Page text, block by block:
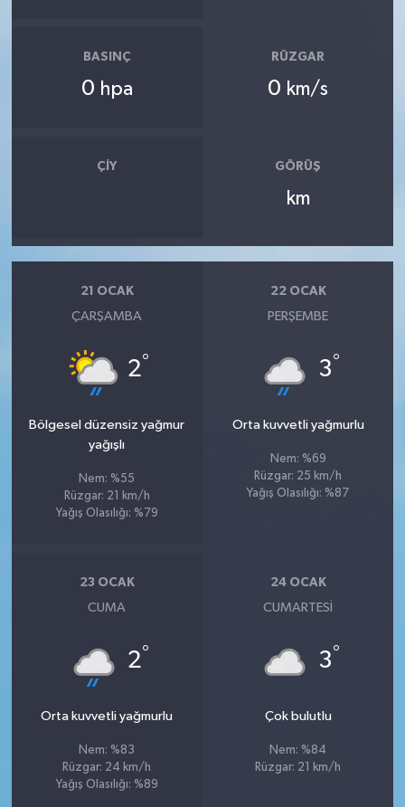
BASINÇ
0 hpa
RÜZGAR
0 km/s
ÇIY GÖRÜŞ
km
21 OCAK
ÇARŞAMBA
2°
Bölgesel düzensiz yağmur
yağışlı
Nem: %55
Rüzgar: 21 km/h
Yağış Olasılığı: %79
22 OCAK
PERŞEMBE
3°
Orta kuvvetli yağmurlu
Nem: %69
Rüzgar: 25 km/h
Yağış Olasılığı: %87
23 OCAK
CUMA
2°
Orta kuvvetli yağmurlu
Nem: %83
Rüzgar: 24 km/h
Yağış Olasılığı: %89
24 OCAK
CUMARTESI
3°
Çok bulutlu
Nem: %84
Rüzgar: 21 km/h